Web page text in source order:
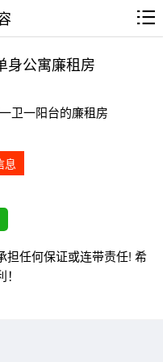
身公寓廉租房
卫一阳台的廉租房
息
担任何保证或连带责任! 希